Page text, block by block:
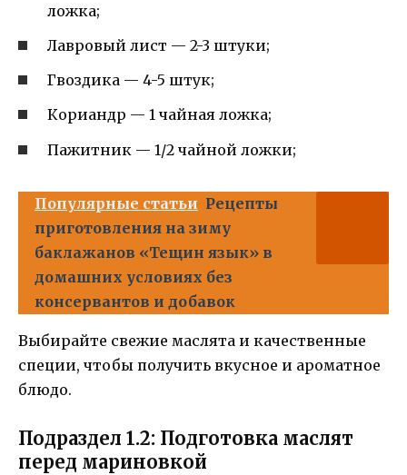
ложка;
Лавровый лист — 2-3 штуки;
Гвоздика — 4-5 штук;
Кориандр — 1 чайная ложка;
Пажитник — 1/2 чайной ложки;
Популярные статьи Рецепты
приготовления на зиму
баклажанов «Тещин язык» в
домашних условиях без
консервантов и добавок
Выбирайте свежие маслята и качественные
специи, чтобы получить вкусное и ароматное
блюдо.
Подраздел 1.2: Подготовка маслят
перед мариновкой